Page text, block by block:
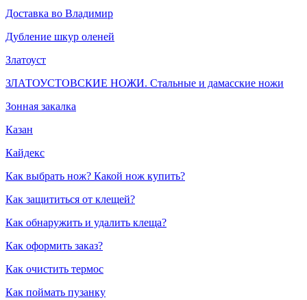
Доставка во Владимир
Дубление шкур оленей
Златоуст
ЗЛАТОУСТОВСКИЕ НОЖИ. Стальные и дамасские ножи
Зонная закалка
Казан
Кайдекс
Как выбрать нож? Какой нож купить?
Как защититься от клещей?
Как обнаружить и удалить клеща?
Как оформить заказ?
Как очистить термос
Как поймать пузанку